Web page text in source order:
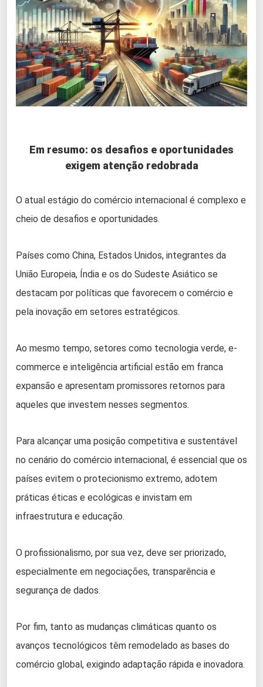
Em resumo: os desafios e oportunidades
exigem atenção redobrada
O atual estágio do comércio internacional é complexo e
cheio de desafios e oportunidades.
Países como China, Estados Unidos, integrantes da
União Europeia, Índia e os do Sudeste Asiático se
destacam por políticas que favorecem o comércio e
pela inovação em setores estratégicos.
Ao mesmo tempo, setores como tecnologia verde, e-
commerce e inteligência artificial estão em franca
expansão e apresentam promissores retornos para
aqueles que investem nesses segmentos.
Para alcançar uma posição competitiva e sustentável
no cenário do comércio internacional, é essencial que os
países evitem o protecionismo extremo, adotem
práticas éticas e ecológicas e invistam em
infraestrutura e educação.
O profissionalismo, por sua vez, deve ser priorizado,
especialmente em negociações, transparência e
segurança de dados.
Por fim, tanto as mudanças climáticas quanto os
avanços tecnológicos têm remodelado as bases do
comércio global, exigindo adaptação rápida e inovadora.